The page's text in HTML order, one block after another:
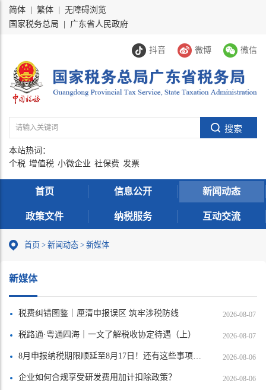
简体 繁体
无障碍浏览
国家税务总局
广东省人民政府
抖音 微博 微信
本站热词：
个税 增值税 小微企业 社保费 发票
首页 信息公开 新闻动态
政策文件 纳税服务 互动交流
首页 > 新闻动态 > 新媒体
新媒体
税费纠错图鉴｜厘清申报误区 筑牢涉税防线 2026-08-07
税路通·粤通四海｜一文了解税收协定待遇（上） 2026-08-07
8月申报纳税期限顺延至8月17日！还有这些事项需注意→ 2026-08-06
企业如何合规享受研发费用加计扣除政策？ 2026-08-06